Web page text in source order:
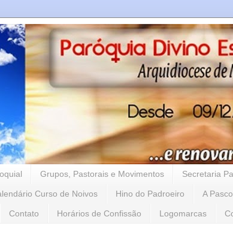
Grupos, Pastorais e Movimentos Secretaria
Curso de Noivos Hino do Padroeiro A
Contato Horários de Confissão Logomarcas